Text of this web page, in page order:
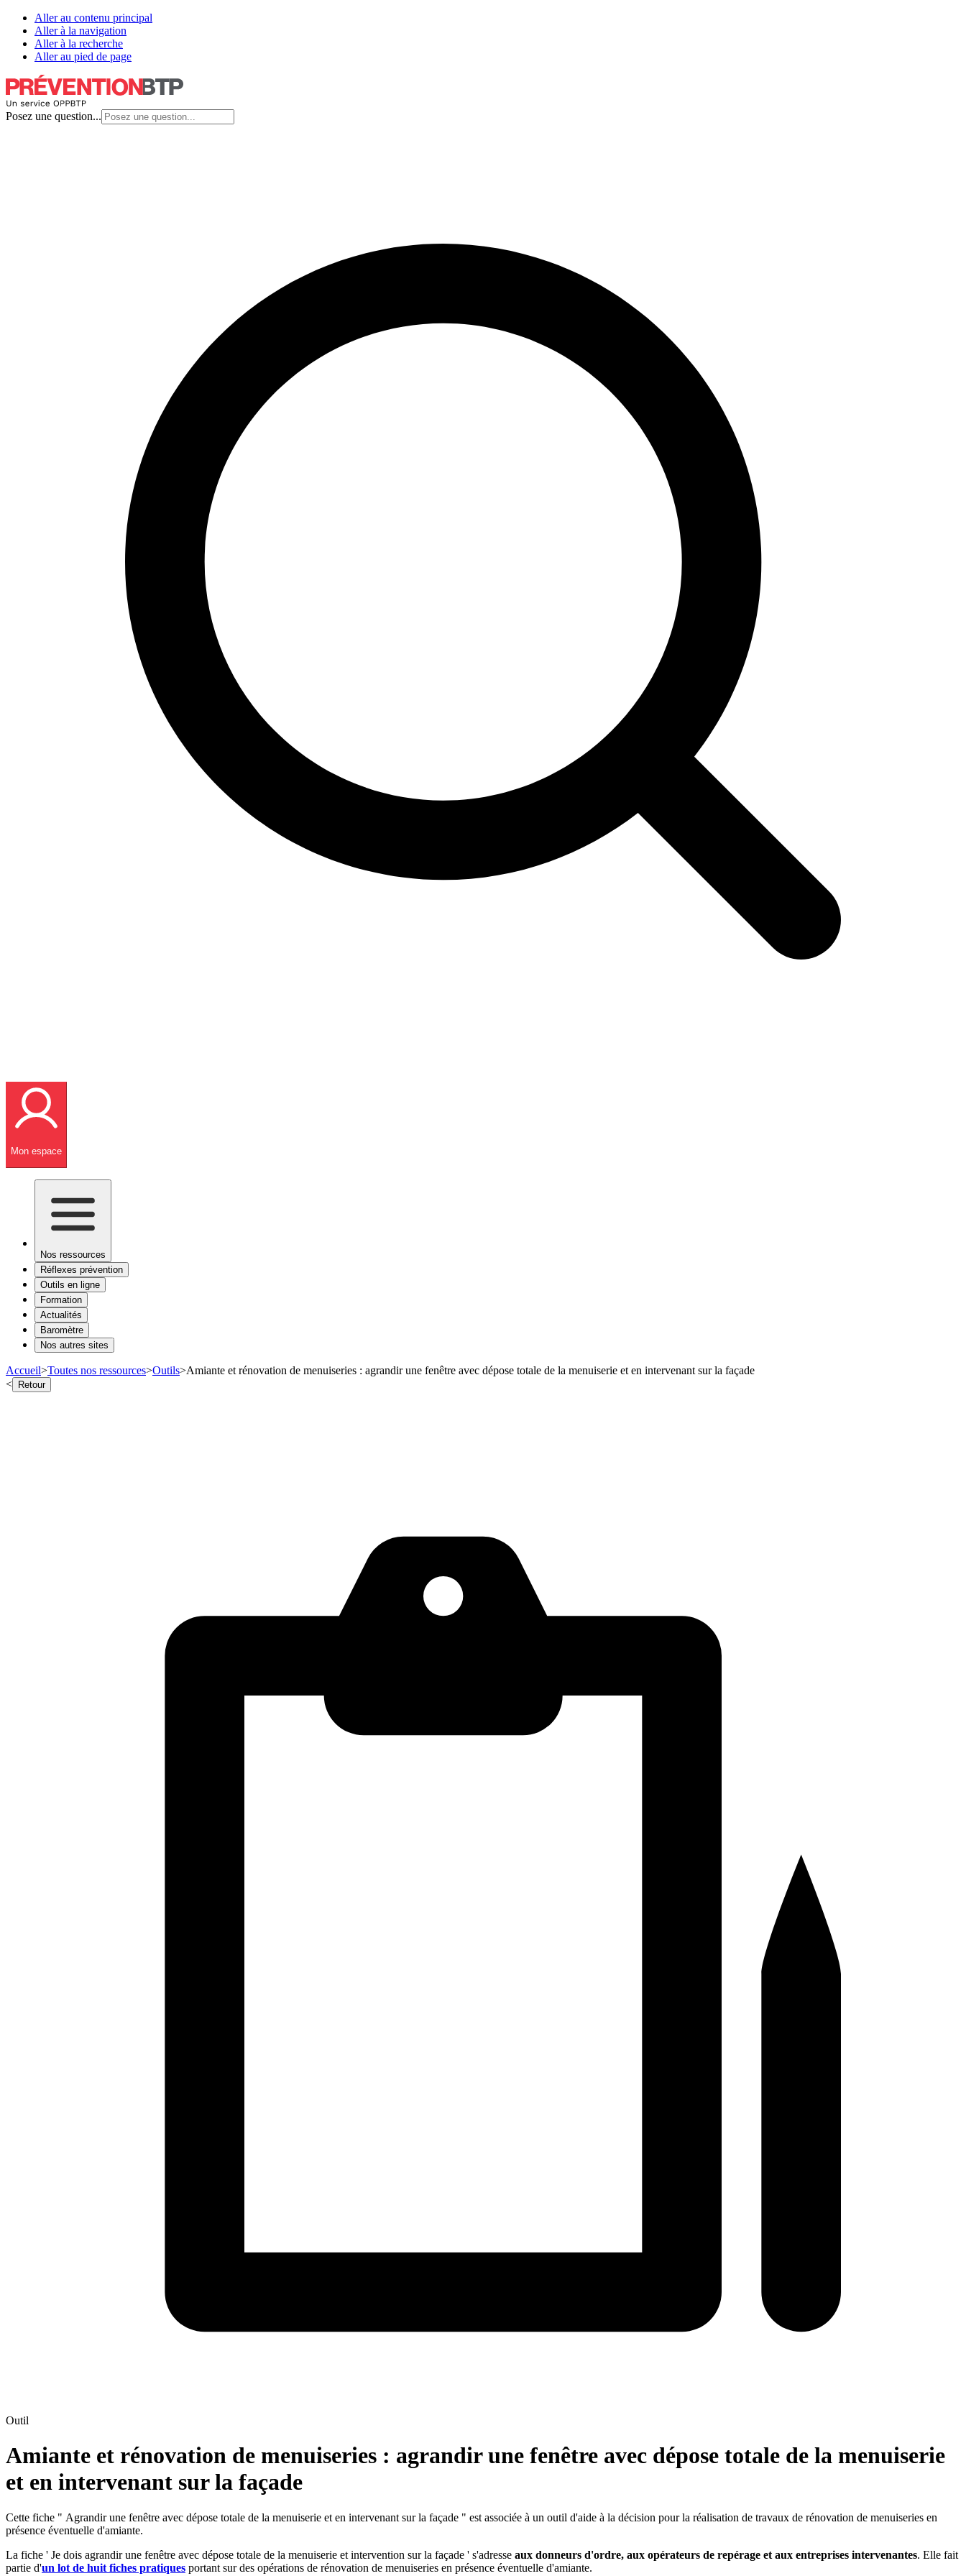
Aller au contenu principal
Aller à la navigation
Aller à la recherche
Aller au pied de page
Posez une question...
Mon espace
Nos ressources
Réflexes prévention
Outils en ligne
Formation
Actualités
Baromètre
Nos autres sites
Accueil>Toutes nos ressources>Outils>Amiante et rénovation de menuiseries : agrandir une fenêtre avec dépose totale de la menuiserie et en intervenant sur la façade
< Retour
Outil
Amiante et rénovation de menuiseries : agrandir une fenêtre avec dépose totale de la menuiserie
et en intervenant sur la façade
Cette fiche " Agrandir une fenêtre avec dépose totale de la menuiserie et en intervenant sur la façade " est associée à un outil d'aide à la décision pour la réalisation de travaux de rénovation de menuiseries en
présence éventuelle d'amiante.
La fiche ' Je dois agrandir une fenêtre avec dépose totale de la menuiserie et intervention sur la façade ' s'adresse aux donneurs d'ordre, aux opérateurs de repérage et aux entreprises intervenantes. Elle fait
partie d'un lot de huit fiches pratiques portant sur des opérations de rénovation de menuiseries en présence éventuelle d'amiante.